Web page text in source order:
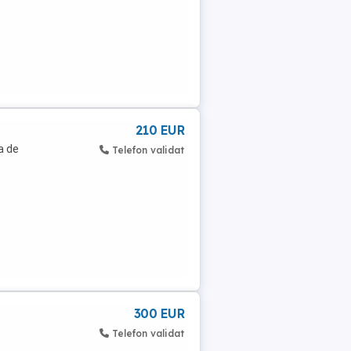
de
210 EUR
Telefon validat
300 EUR
Telefon validat